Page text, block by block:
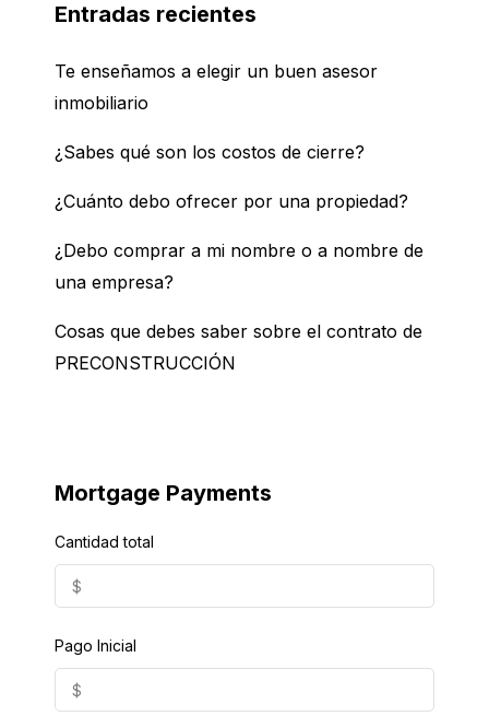
Entradas recientes
Te enseñamos a elegir un buen asesor
inmobiliario
¿Sabes qué son los costos de cierre?
¿Cuánto debo ofrecer por una propiedad?
¿Debo comprar a mi nombre o a nombre de
una empresa?
Cosas que debes saber sobre el contrato de
PRECONSTRUCCIÓN
Mortgage Payments
Cantidad total
Pago Inicial